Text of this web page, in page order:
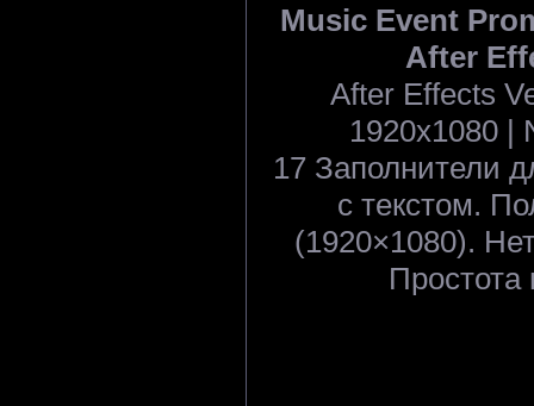
Music Event
After
After Effects
1920x1080 |
17 Заполнители
с текстом.
(1920×1080).
Простота